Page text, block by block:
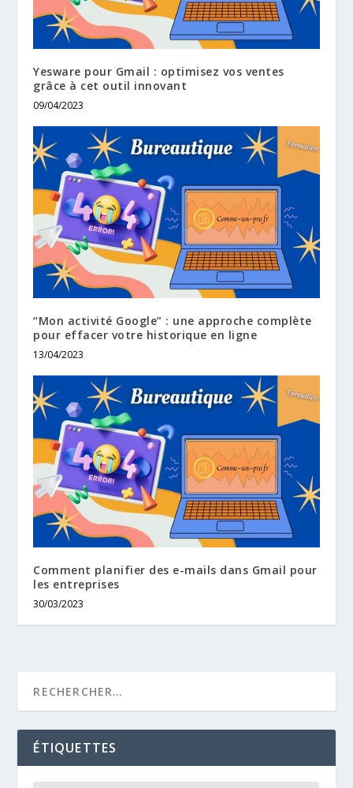
Yesware pour Gmail : optimisez vos ventes
grâce à cet outil innovant
09/04/2023
“Mon activité Google” : une approche complète
pour effacer votre historique en ligne
13/04/2023
Comment planifier des e-mails dans Gmail pour
les entreprises
30/03/2023
ÉTIQUETTES